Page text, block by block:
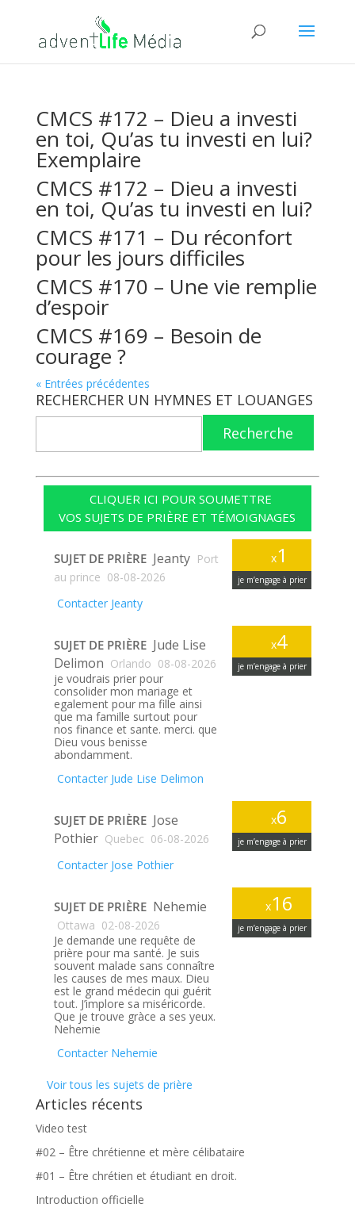
CMCS #172 – Dieu a investi
en toi, Qu’as tu investi en lui?
Exemplaire
CMCS #172 – Dieu a investi
en toi, Qu’as tu investi en lui?
CMCS #171 – Du réconfort
pour les jours difficiles
CMCS #170 – Une vie remplie
d’espoir
CMCS #169 – Besoin de
courage ?
« Entrées précédentes
RECHERCHER UN HYMNES ET LOUANGES
Recherche
CLIQUER ICI POUR SOUMETTRE
VOS SUJETS DE PRIÈRE ET TÉMOIGNAGES
x1
je m’engage à prier
SUJET DE PRIÈRE Jeanty Port
au prince 08-08-2026
Contacter Jeanty
x4
je m’engage à prier
SUJET DE PRIÈRE Jude Lise
Delimon Orlando 08-08-2026
je voudrais prier pour
consolider mon mariage et
egalement pour ma fille ainsi
que ma famille surtout pour
nos finance et sante. merci. que
Dieu vous benisse
abondamment.
Contacter Jude Lise Delimon
x6
je m’engage à prier
SUJET DE PRIÈRE Jose
Pothier Quebec 06-08-2026
Contacter Jose Pothier
x16
je m’engage à prier
SUJET DE PRIÈRE Nehemie
Ottawa 02-08-2026
Je demande une requête de
prière pour ma santé. Je suis
souvent malade sans connaître
les causes de mes maux. Dieu
est le grand médecin qui guérit
tout. J’implore sa miséricorde.
Que je trouve gràce a ses yeux.
Nehemie
Contacter Nehemie
Voir tous les sujets de prière
Articles récents
Video test
#02 – Être chrétienne et mère célibataire
#01 – Être chrétien et étudiant en droit.
Introduction officielle